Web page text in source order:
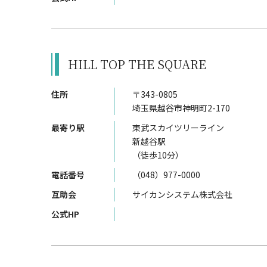
HILL TOP THE SQUARE
住所
〒343-0805
埼玉県越谷市神明町2-170
最寄り駅
東武スカイツリーライン
新越谷駅
（徒歩10分）
電話番号
（048）977-0000
互助会
サイカンシステム株式会社
公式HP